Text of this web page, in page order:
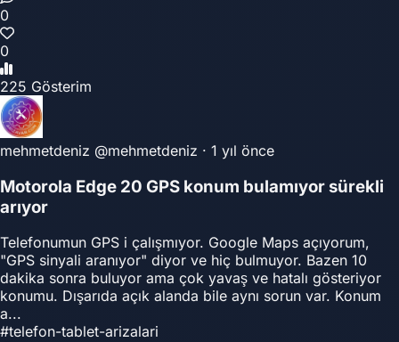
0
0
225 Gösterim
mehmetdeniz @mehmetdeniz · 1 yıl önce
Motorola Edge 20 GPS konum bulamıyor sürekli
arıyor
Telefonumun GPS i çalışmıyor. Google Maps açıyorum,
"GPS sinyali aranıyor" diyor ve hiç bulmuyor. Bazen 10
dakika sonra buluyor ama çok yavaş ve hatalı gösteriyor
konumu. Dışarıda açık alanda bile aynı sorun var. Konum
a...
#telefon-tablet-arizalari